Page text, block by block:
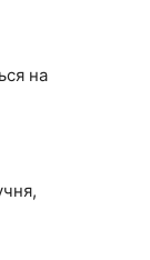
на